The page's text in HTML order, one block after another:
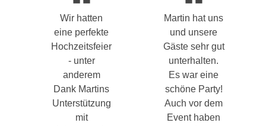
Wir hatten
eine perfekte
Hochzeitsfeier
- unter
anderem
Dank Martins
Unterstützung
mit
Martin hat uns
und unsere
Gäste sehr gut
unterhalten.
Es war eine
schöne Party!
Auch vor dem
Event haben